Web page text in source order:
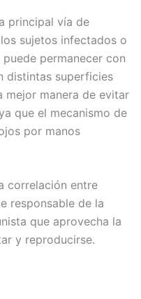
principal vía de
sujetos infectados o
permanecer con
distintas superficies
manera de evitar
que el mecanismo de
por manos
correlación entre
responsable de la
que aprovecha la
y reproducirse.